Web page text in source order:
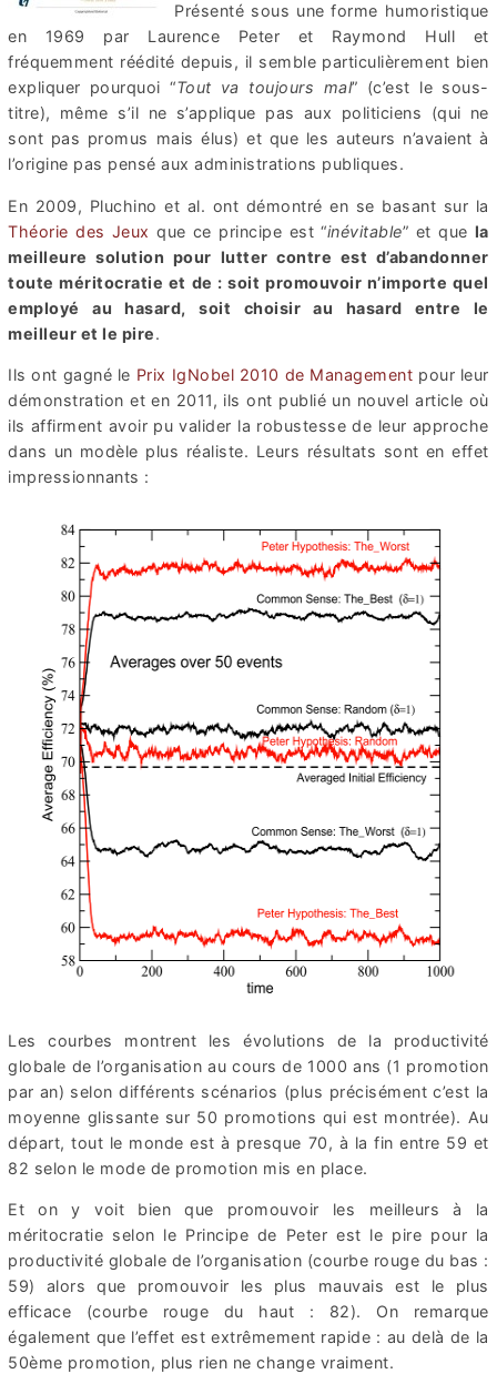
Présenté sous une forme humoristique
en 1969 par Laurence Peter et Raymond Hull et
fréquemment réédité depuis, il semble particulièrement bien
expliquer pourquoi “Tout va toujours mal” (c’est le sous-
titre), même s’il ne s’applique pas aux politiciens (qui ne
sont pas promus mais élus) et que les auteurs n’avaient à
l’origine pas pensé aux administrations publiques.
En 2009, Pluchino et al. ont démontré en se basant sur la
Théorie des Jeux que ce principe est “inévitable” et que la
meilleure solution pour lutter contre est d’abandonner
toute méritocratie et de : soit promouvoir n’importe quel
employé au hasard, soit choisir au hasard entre le
meilleur et le pire.
Ils ont gagné le Prix IgNobel 2010 de Management pour leur
démonstration et en 2011, ils ont publié un nouvel article où
ils affirment avoir pu valider la robustesse de leur approche
dans un modèle plus réaliste. Leurs résultats sont en effet
impressionnants :
Les courbes montrent les évolutions de la productivité
globale de l’organisation au cours de 1000 ans (1 promotion
par an) selon différents scénarios (plus précisément c’est la
moyenne glissante sur 50 promotions qui est montrée). Au
départ, tout le monde est à presque 70, à la fin entre 59 et
82 selon le mode de promotion mis en place.
Et on y voit bien que promouvoir les meilleurs à la
méritocratie selon le Principe de Peter est le pire pour la
productivité globale de l’organisation (courbe rouge du bas :
59) alors que promouvoir les plus mauvais est le plus
efficace (courbe rouge du haut : 82). On remarque
également que l’effet est extrêmement rapide : au delà de la
50ème promotion, plus rien ne change vraiment.